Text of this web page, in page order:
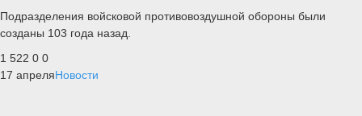
Подразделения войсковой противовоздушной обороны были
созданы 103 года назад.
1 522 0 0
17 апреляНовости